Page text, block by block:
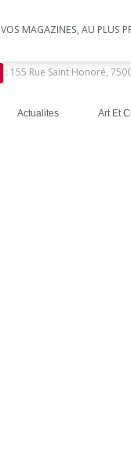
VOS MAGAZINES, AU PLUS
: 155 Rue Saint Honoré,
Actualites Art Et